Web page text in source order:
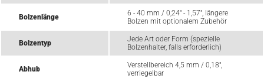
Bolzenlänge
6 - 40 mm / 0,24" - 1,57", längere
Bolzen mit optionalem Zubehör
Bolzentyp
Jede Art oder Form (spezielle
Bolzenhalter, falls erforderlich)
Abhub
Verstellbereich 4,5 mm / 0,18",
verriegelbar